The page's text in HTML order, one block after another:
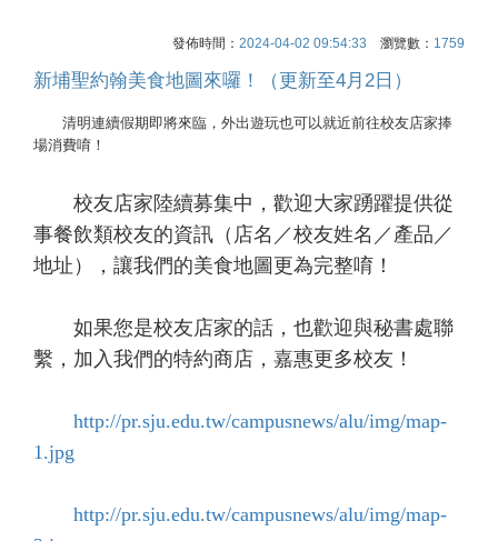
發佈時間： 2024-04-02 09:54:33 瀏覽數： 1759
新埔聖約翰美食地圖來囉！（更新至4月2日）
清明連續假期即將來臨，外出遊玩也可以就近前往校友店家捧
場消費唷！
校友店家陸續募集中，歡迎大家踴躍提供從
事餐飲類校友的資訊（店名／校友姓名／產品／
地址），讓我們的美食地圖更為完整唷！
如果您是校友店家的話，也歡迎與秘書處聯
繫，加入我們的特約商店，嘉惠更多校友！
http://pr.sju.edu.tw/campusnews/alu/img/map-
1.jpg
http://pr.sju.edu.tw/campusnews/alu/img/map-